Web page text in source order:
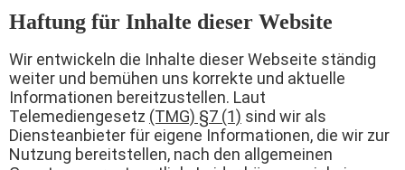
Haftung für Inhalte dieser Website
Wir entwickeln die Inhalte dieser Webseite ständig
weiter und bemühen uns korrekte und aktuelle
Informationen bereitzustellen. Laut
Telemediengesetz (TMG) §7 (1) sind wir als
Diensteanbieter für eigene Informationen, die wir zur
Nutzung bereitstellen, nach den allgemeinen